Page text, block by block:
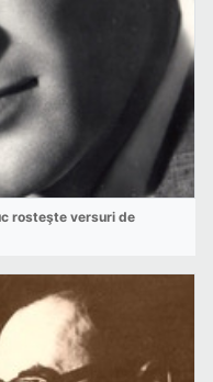
rosteşte versuri de